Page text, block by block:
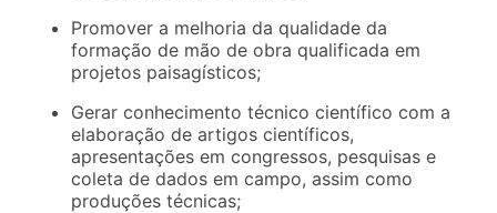
Promover a melhoria da qualidade da
formação de mão de obra qualificada em
projetos paisagísticos;
Gerar conhecimento técnico científico com a
elaboração de artigos científicos,
apresentações em congressos, pesquisas e
coleta de dados em campo, assim como
produções técnicas;